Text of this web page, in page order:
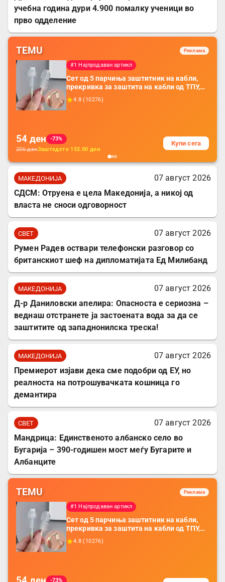
учебна година дури 4.900 помалку ученици во
прво одделение
TEMU Реклама
#1 Најпродаван артикл
Сет од 5 парчиња заштитник на кабли,
прекривка за заштита на кабли од ТПУ,
додатоци за заштита на кабли, без
батерија, за мобилни телефони, комплет
4.8 ( 10276)
54 ден
-73%
206денЗаштедете 152.00 ден
Купи сега
МАКЕДОНИЈА
07 август 2026
СДСМ: Отруена е цела Македонија, а никој од
власта не сноси одговорност
СВЕТ
07 август 2026
Румен Радев оствари телефонски разговор со
британскиот шеф на дипломатијата Ед Милибанд
МАКЕДОНИЈА
07 август 2026
Д-р Даниловски апелира: Опасноста е сериозна –
веднаш отстранете ја застоената вода за да се
заштитите од западнонилска треска!
МАКЕДОНИЈА
07 август 2026
Премиерот изјави дека сме подобри од ЕУ, но
реалноста на потрошувачката кошница го
демантира
СВЕТ
07 август 2026
Мандрица: Единственото албанско село во
Бугарија – 390-годишен мост меѓу Бугарите и
Албанците
TEMU Реклама
#1 Најпродаван артикл
Сет од 5 парчиња заштитник на кабли,
прекривка за заштита на кабли од ТПУ,
додатоци за заштита на кабли, без
батерија, за мобилни телефони, комплет
4.8 ( 10276)
-73%